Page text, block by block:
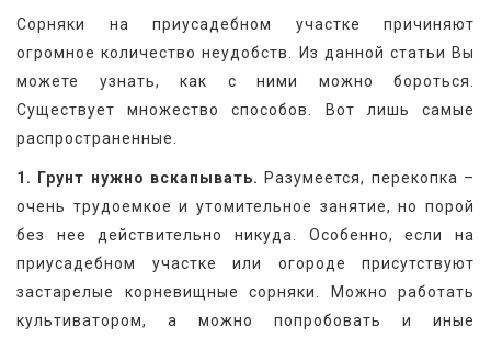
Сорняки на приусадебном участке причиняют
огромное количество неудобств. Из данной статьи Вы
можете узнать, как с ними можно бороться.
Существует множество способов. Вот лишь самые
распространенные.
1. Грунт нужно вскапывать. Разумеется, перекопка –
очень трудоемкое и утомительное занятие, но порой
без нее действительно никуда. Особенно, если на
приусадебном участке или огороде присутствуют
застарелые корневищные сорняки. Можно работать
культиватором, а можно попробовать и иные